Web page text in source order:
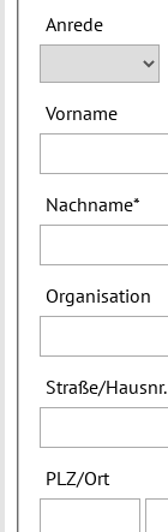
Anrede
Vorname
Nachname*
Organisation
Straße/Hausnr.
PLZ/Ort